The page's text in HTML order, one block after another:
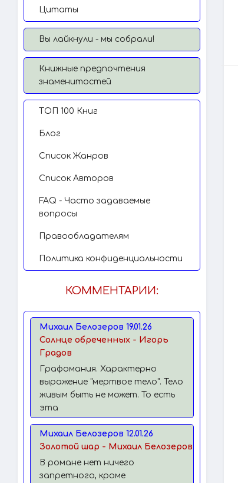
Цитаты
Вы лайкнули - мы собрали!
Книжные предпочтения
знаменитостей
TОП 100 Книг
Блог
Список Жанров
Список Авторов
FAQ - Часто задаваемые
вопросы
Правообладателям
Политика конфиденциальности
КОММЕНТАРИИ:
Михаил Белозеров 19.01.26
Солнце обреченных - Игорь
Градов
Графомания. Характерно
выражение "мертвое тело". Тело
живым быть не может. То есть
эта
Михаил Белозеров 12.01.26
Золотой шар - Михаил Белозеров
В романе нет ничего
запретного, кроме